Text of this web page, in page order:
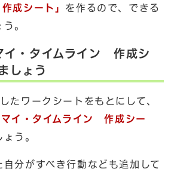
成シート」 を作るので、できる
。
・タイムライン 作成シ
しょう
たワークシートをもとにして、
イ・タイムライン 作成シー
う。
自分がすべき行動なども追加して